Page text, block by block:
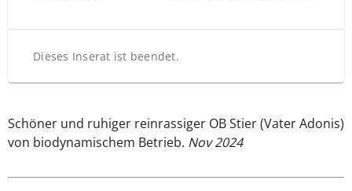
Dieses Inserat ist beendet.
Schöner und ruhiger reinrassiger OB Stier (Vater Adonis)
von biodynamischem Betrieb. Nov 2024